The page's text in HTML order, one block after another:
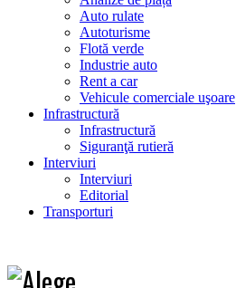
Auto rulate
Autoturisme
Flotă verde
Industrie auto
Rent a car
Vehicule comerciale uşoare
Infrastructură
Infrastructură
Siguranţă rutieră
Interviuri
Interviuri
Editorial
Transporturi